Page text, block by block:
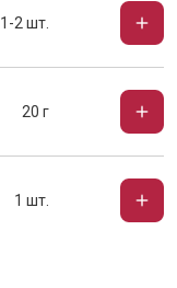
1-2 шт.
20 г
1 шт.